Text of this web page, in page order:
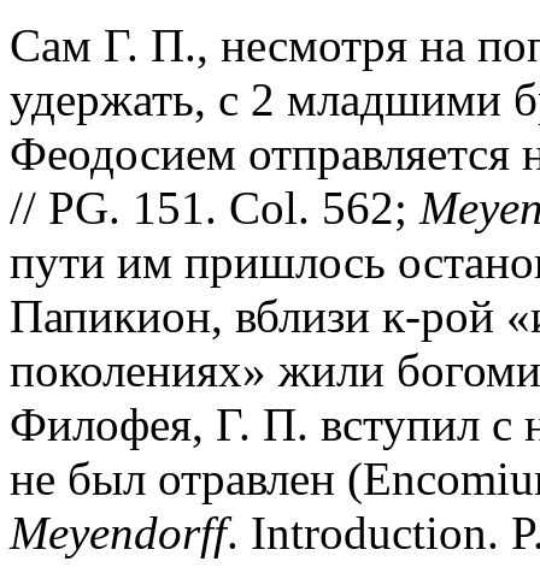
Сам Г. П., несмотря на
удержать, с 2 младшими
Феодосием отправляется
// PG. 151. Col. 562;
пути им пришлось
Папикион, вблизи к-рой
поколениях» жили
Филофея, Г. П. вступил с
не был отравлен
Meyendorff. Introduction.